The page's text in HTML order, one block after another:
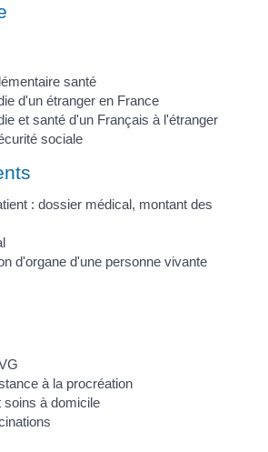
santé
d'un étranger en France
et santé d'un Français à l'étranger
sociale
: dossier médical, montant des
d'organe d'une personne vivante
à la procréation
soins à domicile